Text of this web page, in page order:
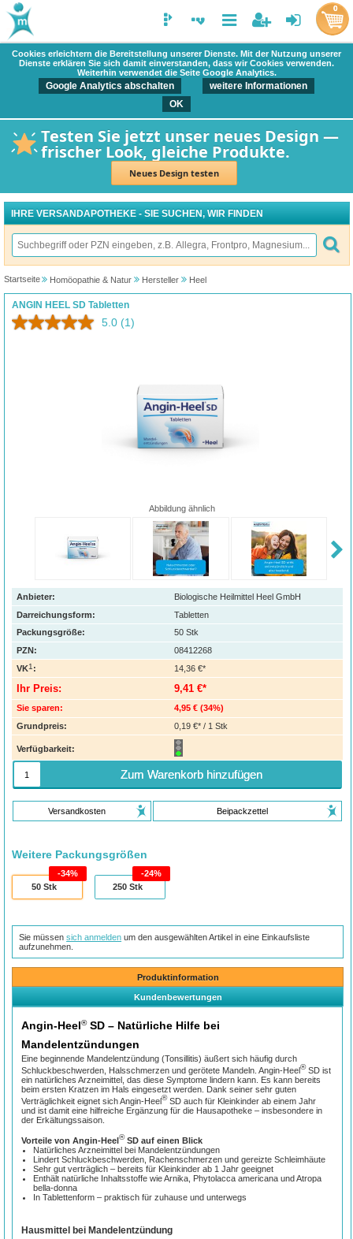
Cookies erleichtern die Bereitstellung unserer Dienste. Mit der Nutzung unserer
Dienste erklären Sie sich damit einverstanden, dass wir Cookies verwenden.
Weiterhin verwendet die Seite Google Analytics.
Google Analytics abschalten
weitere Informationen
OK
Testen Sie jetzt unser neues Design —
frischer Look, gleiche Produkte.
Neues Design testen
0
IHRE VERSANDAPOTHEKE - SIE SUCHEN, WIR FINDEN
Startseite Homöopathie & Natur Hersteller Heel
ANGIN HEEL SD Tabletten
5.0 (1)
Abbildung ähnlich
Anbieter:
Biologische Heilmittel Heel GmbH
Darreichungsform:
Tabletten
Packungsgröße:
50 Stk
PZN:
08412268
VK1: 14,36 €*
Ihr Preis: 9,41 €*
Sie sparen: 4,95 € (34%)
Grundpreis:
0,19 €* / 1 Stk
Verfügbarkeit:
Zum Warenkorb hinzufügen
Versandkosten Beipackzettel
Weitere Packungsgrößen
50 Stk
34%
250Stk
24%
Sie müssensich anmelden um den ausgewählten Artikel in eine Einkaufsliste
aufzunehmen.
Produktinformation
Kundenbewertungen
Angin-Heel®SD – Natürliche Hilfe bei
Mandelentzündungen
Eine beginnende Mandelentzündung (Tonsillitis) äußert sich häufig durch
Schluckbeschwerden, Halsschmerzen und gerötete Mandeln. Angin-Heel®SD ist
ein natürliches Arzneimittel, das diese Symptome lindern kann. Es kann bereits
beim ersten Kratzen im Hals eingesetzt werden. Dank seiner sehr guten
Verträglichkeit eignet sich Angin-Heel®SD auch für Kleinkinder ab einem Jahr
und ist damit eine hilfreiche Ergänzung für die Hausapotheke – insbesondere in
der Erkältungssaison.
Vorteile von Angin-Heel® SD auf einen Blick
Natürliches Arzneimittel bei Mandelentzündungen
Lindert Schluckbeschwerden, Rachenschmerzen und gereizte Schleimhäute
Sehr gut verträglich – bereits für Kleinkinder ab 1 Jahr geeignet
Enthält natürliche Inhaltsstoffe wie Arnika, Phytolacca americana und Atropa
bella-donna
In Tablettenform – praktisch für zuhause und unterwegs
Hausmittel bei Mandelentzündung